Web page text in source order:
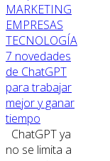
MARKETING
EMPRESAS
TECNOLOGÍA
7 novedades
de ChatGPT
para trabajar
mejor y ganar
tiempo
ChatGPT ya
no se limita a